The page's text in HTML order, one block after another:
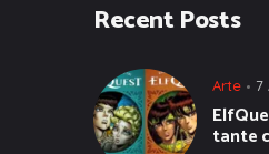
Recent Posts
Arte 7
tante